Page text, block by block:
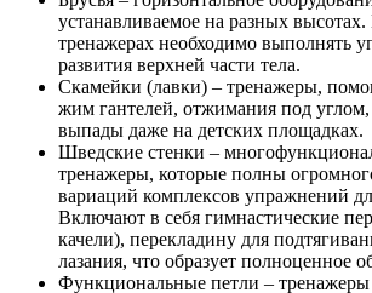
устанавливаемое на разных
тренажерах необходимо выполнять
развития верхней части тела.
Скамейки (лавки) – тренажеры,
жим гантелей, отжимания под
выпады даже на детских площадках.
Шведские стенки –
тренажеры, которые полны
вариаций комплексов упражнений
Включают в себя гимнастические
качели), перекладину для
лазания, что образует полноценное
Функциональные петли – тренажеры